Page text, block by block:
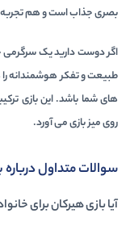
بصری جذاب است و هم تجربه
اگر دوست دارید یکسرگرمی
طبیعت و تفکر هوشمندانه
های شما باشد. این بازی
روی میز بازی می آورد.
سوالات متداول
آیا بازی هیرکان برای